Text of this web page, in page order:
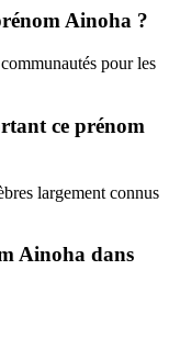
Ainoha ?
pour les
ce prénom
largement connus
Ainoha dans